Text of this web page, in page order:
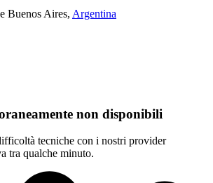
Buenos Aires, Argentina
non disponibili
tecniche con i nostri provider
tra qualche minuto.